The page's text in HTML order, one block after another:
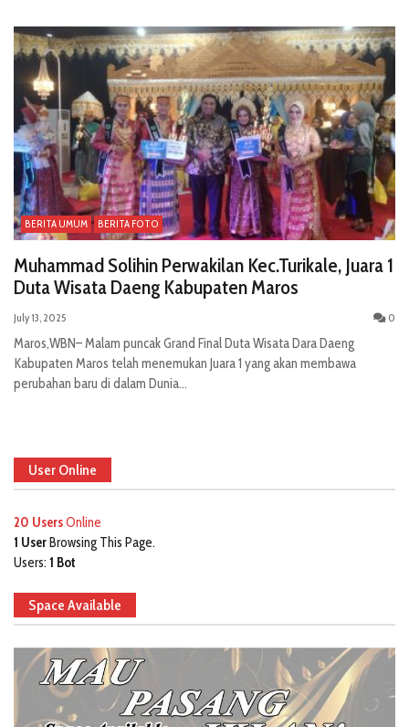
BERITA UMUM BERITA FOTO
Muhammad Solihin Perwakilan Kec.Turikale, Juara 1
Duta Wisata Daeng Kabupaten Maros
July 13, 2025 0
Maros,WBN– Malam puncak Grand Final Duta Wisata Dara Daeng
Kabupaten Maros telah menemukan Juara 1 yang akan membawa
perubahan baru di dalam Dunia...
User Online
20 UsersOnline
1 UserBrowsing This Page.
Users: 1 Bot
Space Available